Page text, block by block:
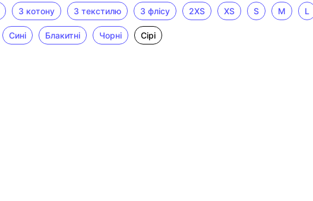
З котону З текстилю З флісу 2XS XS S M L
Cині Блакитні Чорні Сірі